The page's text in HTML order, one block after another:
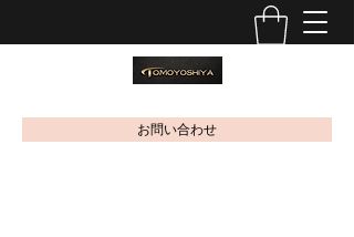
お問い合わせ